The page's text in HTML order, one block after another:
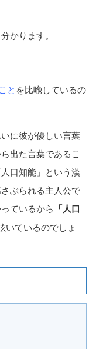
かります。
と を比喩しているの
に彼が優しい言葉
出た言葉であるこ
口知能」という漢
ぶられる主人公で
ているから 「人口
いているのでしょ